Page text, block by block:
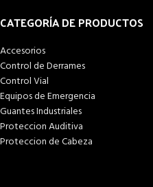
CATEGORÍA DE PRODUCTOS
Accesorios
Control de Derrames
Control Vial
Equipos de Emergencia
Guantes Industriales
Proteccion Auditiva
Proteccion de Cabeza